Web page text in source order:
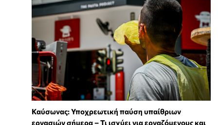
Καύσωνας: Υποχρεωτική παύση υπαίθριων
εργασιών σήμερα – Τι ισχύει για εργαζόμενους και